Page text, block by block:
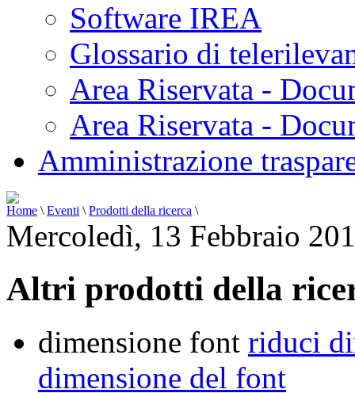
Software IREA
Glossario di
Area Riservata -
Area Riservata -
Amministrazione
Home \ Eventi \ Prodotti della ricerca \
Mercoledì, 13 Febbraio
Altri prodotti della
dimensione font riduci
dimensione del font